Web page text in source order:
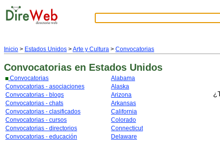
Inicio > Estados Unidos >Arte y Cultura > Convocatorias
Convocatorias en Estados Unidos
Convocatorias
Convocatorias - asociaciones
Convocatorias - blogs
Convocatorias - chats
Convocatorias - clasificados
Convocatorias - cursos
Convocatorias - directorios
Convocatorias - educación
Alabama
Alaska
Arizona
Arkansas
California
Colorado
Connecticut
Delaware